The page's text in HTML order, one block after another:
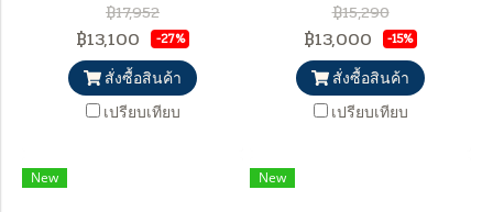
฿17,952
฿13,100 -27%
สั่งซื้อสินค้า
เปรียบเทียบ
฿15,290
฿13,000 -15%
สั่งซื้อสินค้า
เปรียบเทียบ
New New